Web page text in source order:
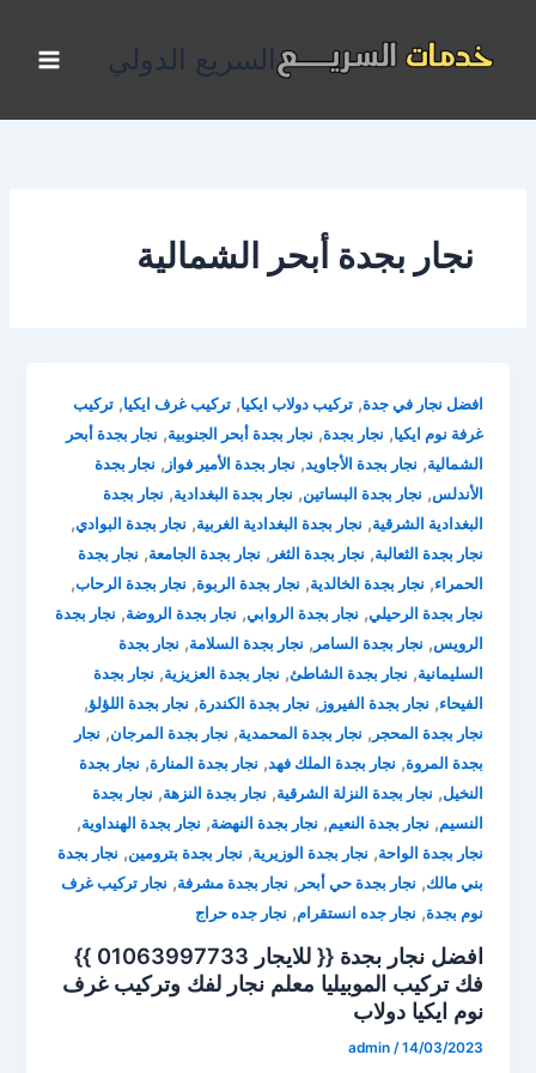
المحتوى
السريع الدولي
نجار بجدة أبحر الشمالية
افضل نجار في جدة,تركيب دولاب ايكيا,تركيب غرف ايكيا,تركيب
غرفة نوم ايكيا, نجار بجدة, نجار بجدة أبحر الجنوبية, نجار بجدة أبحر
الشمالية, نجار بجدة الأجاويد, نجار بجدة الأمير فواز , نجار بجدة
الأندلس, نجار بجدة البساتين, نجار بجدة البغدادية, نجار بجدة
البغدادية الشرقية, نجار بجدة البغدادية الغربية, نجار بجدة البوادي,
نجار بجدة الثعالبة, نجار بجدة الثغر , نجار بجدة الجامعة, نجار بجدة
الحمراء, نجار بجدة الخالدية, نجار بجدة الربوة, نجار بجدة الرحاب,
نجار بجدة الرحيلي, نجار بجدة الروابي, نجار بجدة الروضة, نجار بجدة
الرويس, نجار بجدة السامر , نجار بجدة السلامة, نجار بجدة
السليمانية, نجار بجدة الشاطئ, نجار بجدة العزيزية, نجار بجدة
الفيحاء, نجار بجدة الفيروز , نجار بجدة الكندرة, نجار بجدة اللؤلؤ,
نجار بجدة المحجر , نجار بجدة المحمدية, نجار بجدة المرجان, نجار
بجدة المروة, نجار بجدة الملك فهد, نجار بجدة المنارة, نجار بجدة
النخيل, نجار بجدة النزلة الشرقية, نجار بجدة النزهة, نجار بجدة
النسيم, نجار بجدة النعيم, نجار بجدة النهضة, نجار بجدة الهنداوية,
نجار بجدة الواحة, نجار بجدة الوزيرية, نجار بجدة بترومين, نجار بجدة
بني مالك, نجار بجدة حي أبحر , نجار بجدة مشرفة, نجار تركيب غرف
نوم بجدة, نجار جده انستقرام, نجار جده حراج
افضل نجار بجدة {{ للايجار 01063997733 }}
فك تركيب الموبيليا ⁦معلم نجار لفك وتركيب غرف
نوم ايكيا دولاب
admin /14/03/2023